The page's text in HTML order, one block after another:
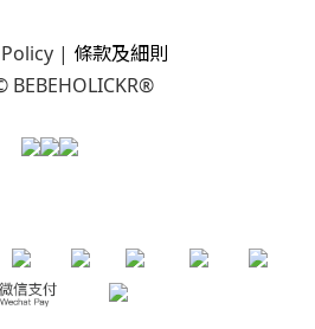
| 條款及細則
BEBEHOLICKR®